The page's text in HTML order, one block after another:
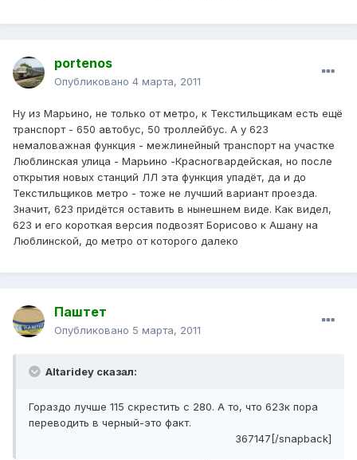
portenos
Опубликовано 4 марта, 2011
Ну из Марьино, не только от метро, к Текстильщикам есть ещё
транспорт - 650 автобус, 50 троллейбус. А у 623
немаловажная функция - межлинейный транспорт на участке
Люблинская улица - Марьино -Красногвардейская, но после
открытия новых станций ЛЛ эта функция упадёт, да и до
Текстильщиков метро - тоже не лучший вариант проезда.
Значит, 623 придётся оставить в нынешнем виде. Как видел,
623 и его короткая версия подвозят Борисово к Ашану на
Люблинской, до метро от которого далеко
Паштет
Опубликовано 5 марта, 2011
Altaridey сказал:
Гораздо лучше 115 скрестить с 280. А то, что 623к пора
переводить в черный-это факт.
367147[/snapback]